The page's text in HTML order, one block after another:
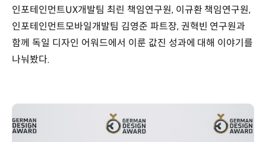
인포테인먼트UX개발팀 최린 책임연구원, 이규환 책임연구원,
인포테인먼트모바일개발팀 김영준 파트장, 권혁빈 연구원과
함께 독일 디자인 어워드에서 이룬 값진 성과에 대해 이야기를
나눠봤다.